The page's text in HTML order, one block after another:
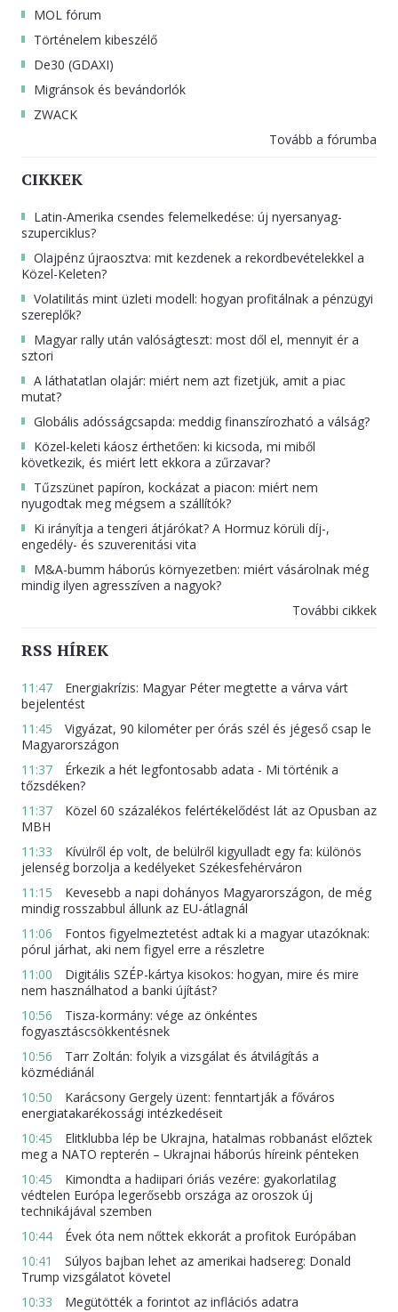
MOL fórum
Történelem kibeszélő
De30 (GDAXI)
Migránsok és bevándorlók
ZWACK
Tovább a fórumba
CIKKEK
Latin-Amerika csendes felemelkedése: új nyersanyag-
szuperciklus?
Olajpénz újraosztva: mit kezdenek a rekordbevételekkel a
Közel-Keleten?
Volatilitás mint üzleti modell: hogyan profitálnak a pénzügyi
szereplők?
Magyar rally után valóságteszt: most dől el, mennyit ér a
sztori
A láthatatlan olajár: miért nem azt fizetjük, amit a piac
mutat?
Globális adósságcsapda: meddig finanszírozható a válság?
Közel-keleti káosz érthetően: ki kicsoda, mi miből
következik, és miért lett ekkora a zűrzavar?
Tűzszünet papíron, kockázat a piacon: miért nem
nyugodtak meg mégsem a szállítók?
Ki irányítja a tengeri átjárókat? A Hormuz körüli díj-,
engedély- és szuverenitási vita
M&A-bumm háborús környezetben: miért vásárolnak még
mindig ilyen agresszíven a nagyok?
További cikkek
RSS HÍREK
11:47
Energiakrízis: Magyar Péter megtette a várva várt
bejelentést
11:45
Vigyázat, 90 kilométer per órás szél és jégeső csap le
Magyarországon
11:37
Érkezik a hét legfontosabb adata - Mi történik a
tőzsdéken?
11:37
Közel 60 százalékos felértékelődést lát az Opusban az
MBH
11:33
Kívülről ép volt, de belülről kigyulladt egy fa: különös
jelenség borzolja a kedélyeket Székesfehérváron
11:15
Kevesebb a napi dohányos Magyarországon, de még
mindig rosszabbul állunk az EU-átlagnál
11:06
Fontos figyelmeztetést adtak ki a magyar utazóknak:
pórul járhat, aki nem figyel erre a részletre
11:00
Digitális SZÉP-kártya kisokos: hogyan, mire és mire
nem használhatod a banki újítást?
10:56
Tisza-kormány: vége az önkéntes
fogyasztáscsökkentésnek
10:56
Tarr Zoltán: folyik a vizsgálat és átvilágítás a
közmédiánál
10:50
Karácsony Gergely üzent: fenntartják a főváros
energiatakarékossági intézkedéseit
10:45
Elitklubba lép be Ukrajna, hatalmas robbanást előztek
meg a NATO repterén – Ukrajnai háborús híreink pénteken
10:45
Kimondta a hadiipari óriás vezére: gyakorlatilag
védtelen Európa legerősebb országa az oroszok új
technikájával szemben
10:44
Évek óta nem nőttek ekkorát a profitok Európában
10:41
Súlyos bajban lehet az amerikai hadsereg: Donald
Trump vizsgálatot követel
10:33
Megütötték a forintot az inflációs adatra